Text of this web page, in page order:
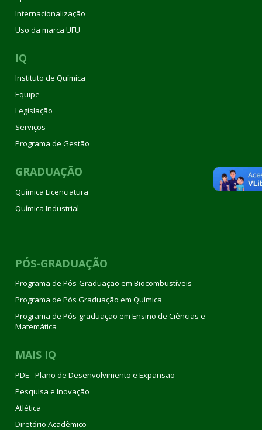
Internacionalização
Uso da marca UFU
IQ
Instituto de Química
Equipe
Legislação
Serviços
Programa de Gestão
GRADUAÇÃO
Química Licenciatura
Química Industrial
PÓS-GRADUAÇÃO
Programa de Pós-Graduação em Biocombustíveis
Programa de Pós Graduação em Química
Programa de Pós-graduação em Ensino de Ciências e
Matemática
MAIS IQ
PDE - Plano de Desenvolvimento e Expansão
Pesquisa e Inovação
Atlética
Diretório Acadêmico